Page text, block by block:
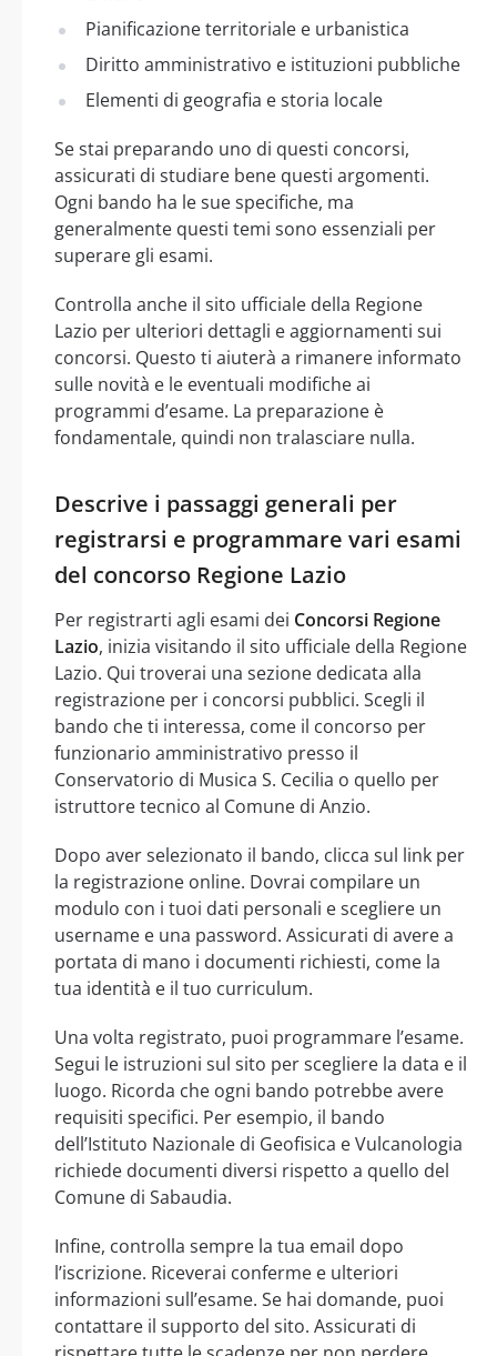
Pianificazione territoriale e urbanistica
Diritto amministrativo e istituzioni pubbliche
Elementi di geografia e storia locale
Se stai preparando uno di questi concorsi,
assicurati di studiare bene questi argomenti.
Ogni bando ha le sue specifiche, ma
generalmente questi temi sono essenziali per
superare gli esami.
Controlla anche il sito ufficiale della Regione
Lazio per ulteriori dettagli e aggiornamenti sui
concorsi. Questo ti aiuterà a rimanere informato
sulle novità e le eventuali modifiche ai
programmi d’esame. La preparazione è
fondamentale, quindi non tralasciare nulla.
Descrive i passaggi generali per
registrarsi e programmare vari esami
del concorso Regione Lazio
Per registrarti agli esami dei Concorsi Regione
Lazio, inizia visitando il sito ufficiale della Regione
Lazio. Qui troverai una sezione dedicata alla
registrazione per i concorsi pubblici. Scegli il
bando che ti interessa, come il concorso per
funzionario amministrativo presso il
Conservatorio di Musica S. Cecilia o quello per
istruttore tecnico al Comune di Anzio.
Dopo aver selezionato il bando, clicca sul link per
la registrazione online. Dovrai compilare un
modulo con i tuoi dati personali e scegliere un
username e una password. Assicurati di avere a
portata di mano i documenti richiesti, come la
tua identità e il tuo curriculum.
Una volta registrato, puoi programmare l’esame.
Segui le istruzioni sul sito per scegliere la data e il
luogo. Ricorda che ogni bando potrebbe avere
requisiti specifici. Per esempio, il bando
dell’Istituto Nazionale di Geofisica e Vulcanologia
richiede documenti diversi rispetto a quello del
Comune di Sabaudia.
Infine, controlla sempre la tua email dopo
l’iscrizione. Riceverai conferme e ulteriori
informazioni sull’esame. Se hai domande, puoi
contattare il supporto del sito. Assicurati di